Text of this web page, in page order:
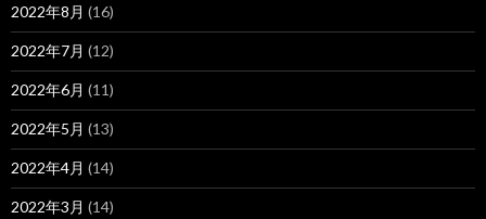
2022年8月 (16)
2022年7月 (12)
2022年6月 (11)
2022年5月 (13)
2022年4月 (14)
2022年3月 (14)